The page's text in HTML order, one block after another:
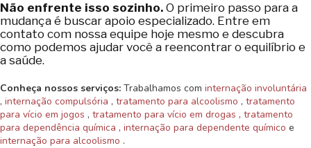
Não enfrente isso sozinho. O primeiro passo para a
mudança é buscar apoio especializado. Entre em
contato com nossa equipe hoje mesmo e descubra
como podemos ajudar você a reencontrar o equilíbrio e
a saúde.
Conheça nossos serviços: Trabalhamos com internação involuntária
, internação compulsória , tratamento para alcoolismo , tratamento
para vício em jogos , tratamento para vício em drogas , tratamento
para dependência química , internação para dependente químico e
internação para alcoolismo .